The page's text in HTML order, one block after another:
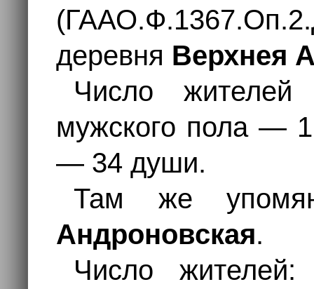
деревня Верхнея
Число
мужского пола —
— 34 души.
Там же
Андроновская.
Число